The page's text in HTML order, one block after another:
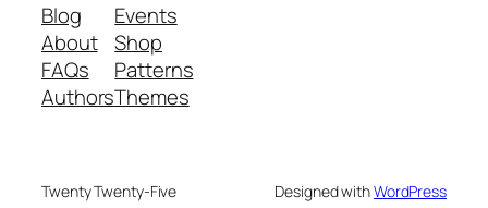
Blog
About
FAQs
Authors
Events
Shop
Patterns
Themes
Twenty Twenty-Five Designed withWordPress